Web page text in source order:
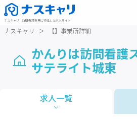
ナスキャリ ： 訪問看護業界に特化した求人サイト
ナスキャリ ＞ 【】事業所詳細
かんりは訪問看護
サテライト城東
求人一覧